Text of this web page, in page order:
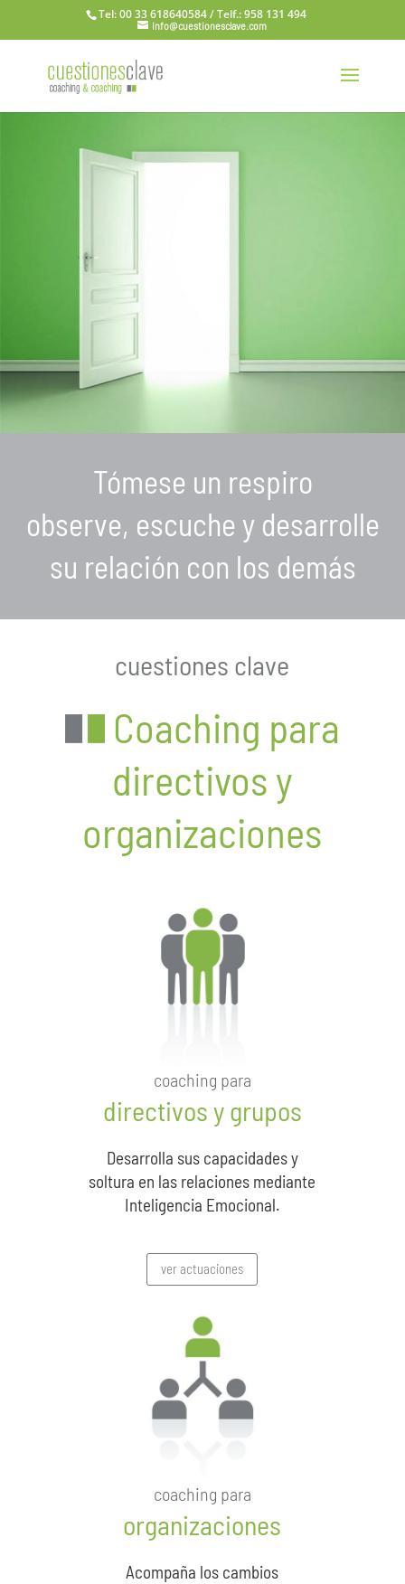
Tel: 00 33 618640584 / Telf.: 958 131 494
info@cuestionesclave.com
Tómese un respiro
observe, escuche y desarrolle
su relación con los demás
cuestiones clave
Coaching para
directivos y
organizaciones
coaching para
directivos y grupos
Desarrolla sus capacidades y
soltura en las relaciones mediante
Inteligencia Emocional.
ver actuaciones
coaching para
organizaciones
Acompaña los cambios